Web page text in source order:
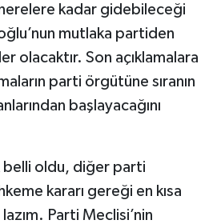
kadar gidebileceği
mutlaka partiden
olacaktır. Son açıklamalara
parti örgütüne sıranın
başlayacağını
belli oldu, diğer parti
kararı gereği en kısa
Parti Meclisi’nin